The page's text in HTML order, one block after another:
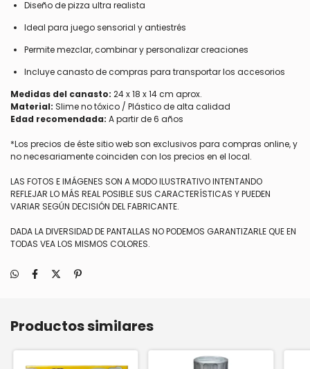
Diseño de pizza ultra realista
Ideal para juego sensorial y antiestrés
Permite mezclar, combinar y personalizar creaciones
Incluye canasto de compras para transportar los accesorios
Medidas del canasto: 24 x 18 x 14 cm aprox.
Material: Slime no tóxico / Plástico de alta calidad
Edad recomendada: A partir de 6 años
*Los precios de éste sitio web son exclusivos para compras online, y
no necesariamente coinciden con los precios en el local.
LAS FOTOS E IMÁGENES SON A MODO ILUSTRATIVO INTENTANDO
REFLEJAR LO MÁS REAL POSIBLE SUS CARACTERÍSTICAS Y PUEDEN
VARIAR SEGÚN DECISIÓN DEL FABRICANTE.
DADA LA DIVERSIDAD DE PANTALLAS NO PODEMOS GARANTIZARLE QUE EN
TODAS VEA LOS MISMOS COLORES.
Productos similares